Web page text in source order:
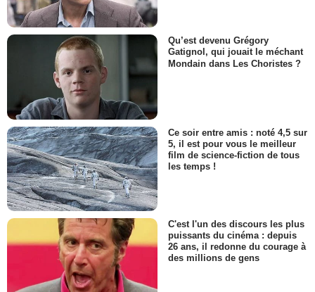
Qu’est devenu Grégory
Gatignol, qui jouait le méchant
Mondain dans Les Choristes ?
Ce soir entre amis : noté 4,5 sur
5, il est pour vous le meilleur
film de science-fiction de tous
les temps !
C'est l'un des discours les plus
puissants du cinéma : depuis
26 ans, il redonne du courage à
des millions de gens